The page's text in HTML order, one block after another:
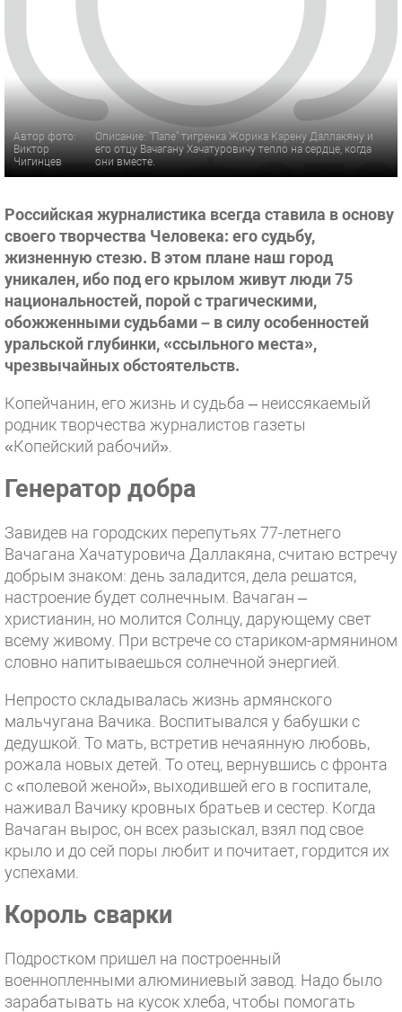
Автор фото:
Виктор
Чигинцев
Описание: "Папе" тигренка Жорика Карену Даллакяну и
его отцу Вачагану Хачатуровичу тепло на сердце, когда
они вместе.
Российская журналистика всегда ставила в основу
своего творчества Человека: его судьбу,
жизненную стезю. В этом плане наш город
уникален, ибо под его крылом живут люди 75
национальностей, порой с трагическими,
обожженными судьбами – в силу особенностей
уральской глубинки, «ссыльного места»,
чрезвычайных обстоятельств.
Копейчанин, его жизнь и судьба – неиссякаемый
родник творчества журналистов газеты
«Копейский рабочий».
Генератор добра
Завидев на городских перепутьях 77-летнего
Вачагана Хачатуровича Даллакяна, считаю встречу
добрым знаком: день заладится, дела решатся,
настроение будет солнечным. Вачаган –
христианин, но молится Солнцу, дарующему свет
всему живому. При встрече со стариком-армянином
словно напитываешься солнечной энергией.
Непросто складывалась жизнь армянского
мальчугана Вачика. Воспитывался у бабушки с
дедушкой. То мать, встретив нечаянную любовь,
рожала новых детей. То отец, вернувшись с фронта
с «полевой женой», выходившей его в госпитале,
наживал Вачику кровных братьев и сестер. Когда
Вачаган вырос, он всех разыскал, взял под свое
крыло и до сей поры любит и почитает, гордится их
успехами.
Король сварки
Подростком пришел на построенный
военнопленными алюминиевый завод. Надо было
зарабатывать на кусок хлеба, чтобы помогать